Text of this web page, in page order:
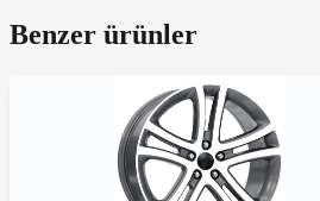
Benzer ürünler